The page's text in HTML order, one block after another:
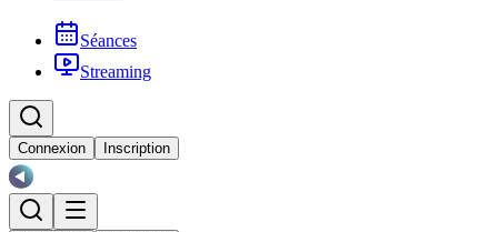
Séances
Streaming
Connexion Inscription